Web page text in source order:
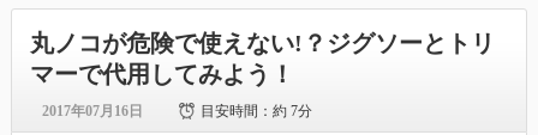
丸ノコが危険で使えない!？ジグソーとトリ
マーで代用してみよう！
2017年07月16日 目安時間：約 7分